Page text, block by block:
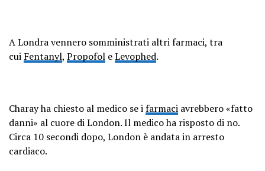
A Londra vennero somministrati altri farmaci, tra
cui Fentanyl, Propofol eLevophed.
Charay ha chiesto al medico se ifarmaci avrebbero «fatto
danni» al cuore di London. Il medico ha risposto di no.
Circa 10 secondi dopo, London è andata in arresto
cardiaco.